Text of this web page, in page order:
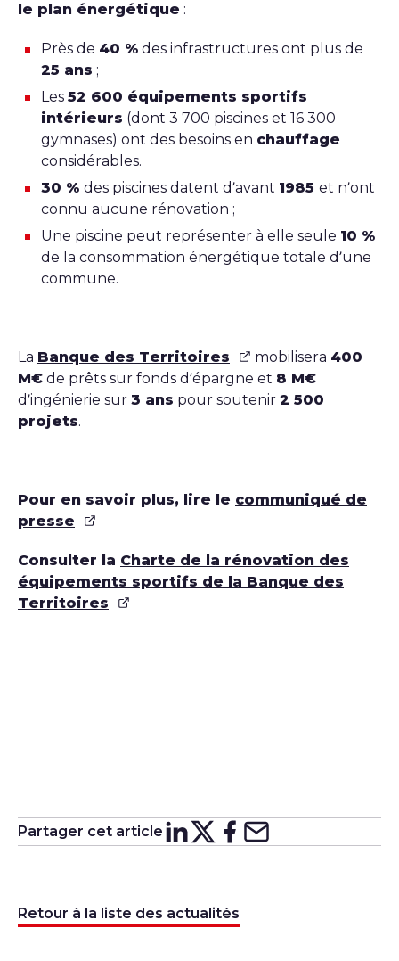
le plan énergétique :
Près de 40 % des infrastructures ont plus de
25 ans ;
Les 52 600 équipements sportifs
intérieurs (dont 3 700 piscines et 16 300
gymnases) ont des besoins en chauffage
considérables.
30 % des piscines datent d’avant 1985 et n’ont
connu aucune rénovation ;
Une piscine peut représenter à elle seule 10 %
de la consommation énergétique totale d’une
commune.
La Banque des Territoires mobilisera 400
M€ de prêts sur fonds d’épargne et 8 M€
d’ingénierie sur 3 ans pour soutenir 2 500
projets.
Pour en savoir plus, lire le communiqué de
presse
Consulter la Charte de la rénovation des
équipements sportifs de la Banque des
Territoires
Partager cet article Partager sur
Partager surX
Partager
Partager
Retour à la liste des actualités